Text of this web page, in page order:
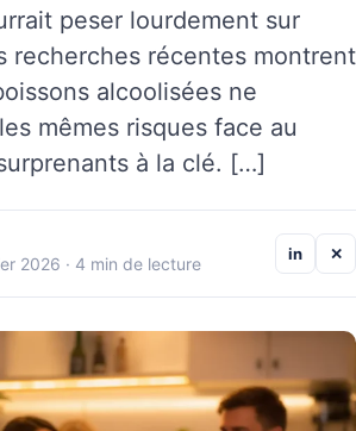
peser lourdement sur
recherches récentes montrent
alcoolisées ne
mêmes risques face au
à la clé. […]
2026 · 4 min de lecture
in ✕